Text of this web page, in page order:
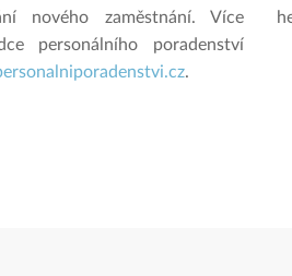
nového zaměstnání. Více
personálního poradenství
.